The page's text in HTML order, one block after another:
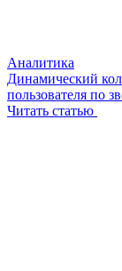
Аналитика
Динамический
пользователя по
Читать статью